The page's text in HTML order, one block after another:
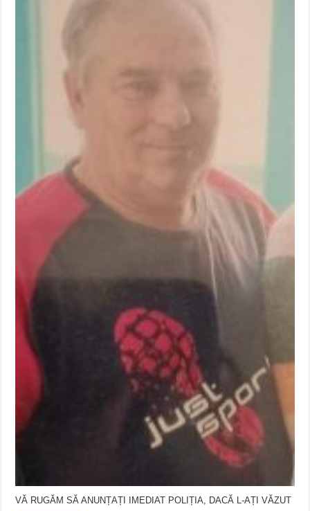
VĂ RUGĂM SĂ ANUNȚAȚI IMEDIAT POLIȚIA, DACĂ L-AȚI VĂZUT